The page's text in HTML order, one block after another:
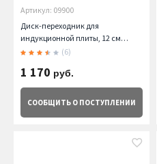
Артикул: 09900
Диск-переходник для
индукционной плиты, 12 см
Frabosk
(6)
1 170 руб.
СООБЩИТЬ О ПОСТУПЛЕНИИ